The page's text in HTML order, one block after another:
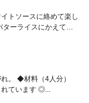
トソースに絡めて楽し
ーライスにかえても
分）
※◎はミネストローネセットに含まれています ◎...